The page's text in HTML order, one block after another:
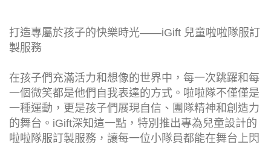
打造專屬於孩子的快樂時光——iGift 兒童啦啦隊服訂
製服務
在孩子們充滿活力和想像的世界中，每一次跳躍和每
一個微笑都是他們自我表達的方式。啦啦隊不僅僅是
一種運動，更是孩子們展現自信、團隊精神和創造力
的舞台。iGift深知這一點，特別推出專為兒童設計的
啦啦隊服訂製服務，讓每一位小隊員都能在舞台上閃